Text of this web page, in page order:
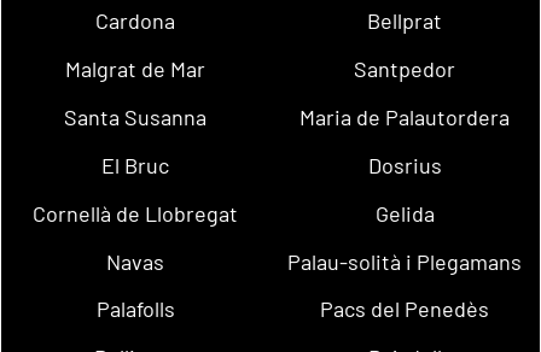
Cardona
Bellprat
Malgrat de Mar
Santpedor
Santa Susanna
Maria de Palautordera
El Bruc
Dosrius
Cornellà de Llobregat
Gelida
Navas
Palau-solità i Plegamans
Palafolls
Pacs del Penedès